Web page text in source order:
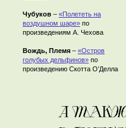
Чубуков – «Полететь на
воздушном шаре» по
произведениям А. Чехова
Вождь, Племя – «Остров
голубых дельфинов» по
произведению Скотта О’Делла